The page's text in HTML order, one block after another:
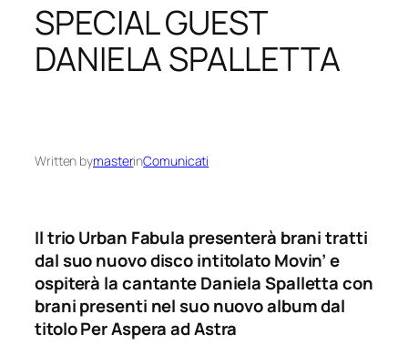
SPECIAL GUEST
DANIELA SPALLETTA
Written bymasterinComunicati
Il trio Urban Fabula presenterà brani tratti
dal suo nuovo disco intitolato Movin’ e
ospiterà la cantante Daniela Spalletta con
brani presenti nel suo nuovo album dal
titolo Per Aspera ad Astra